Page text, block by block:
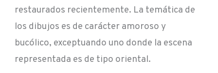
restaurados recientemente. La temática de
los dibujos es de carácter amoroso y
bucólico, exceptuando uno donde la escena
representada es de tipo oriental.